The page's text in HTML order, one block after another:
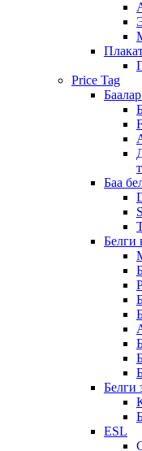
Price Tag
Баа
Белги
Белги
ESL